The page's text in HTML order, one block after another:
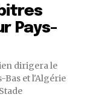
Pays-
dirigera le
Bas et l'Algérie